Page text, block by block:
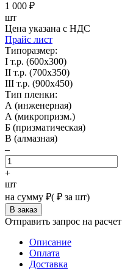
1 000 ₽
шт
Цена указана с НДС
Прайс лист
Типоразмер:
I т.р. (600х300)
II т.р. (700х350)
III т.р. (900х450)
Тип пленки:
А (инженерная)
А (микропризм.)
Б (призматическая)
В (алмазная)
–
+
шт
на сумму ₽( ₽ за шт)
Отправить запрос на расчет
Описание
Оплата
Доставка